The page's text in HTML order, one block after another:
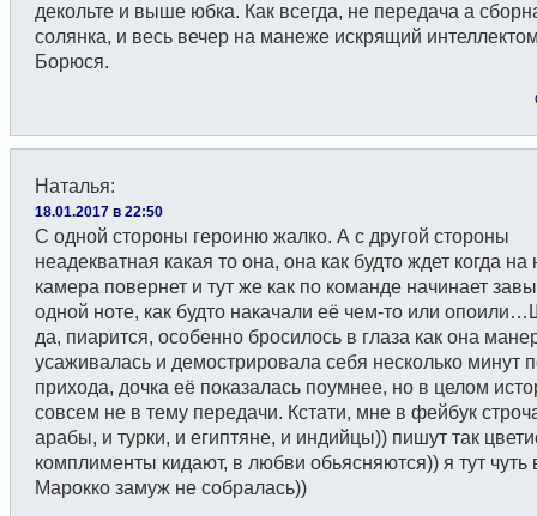
декольте и выше юбка. Как всегда, не передача а
солянка, и весь вечер на манеже искрящий
Борюся.
Наталья:
18.01.2017 в 22:50
С одной стороны героиню жалко. А с другой стороны
неадекватная какая то она, она как будто ждет когда на
камера повернет и тут же как по команде начинает
одной ноте, как будто накачали её чем-то или
да, пиарится, особенно бросилось в глаза как она
усаживалась и демострировала себя несколько минут
прихода, дочка её показалась поумнее, но в целом
совсем не в тему передачи. Кстати, мне в фейбук
арабы, и турки, и египтяне, и индийцы)) пишут так
комплименты кидают, в любви обьясняются)) я тут чуть
Марокко замуж не собралась))